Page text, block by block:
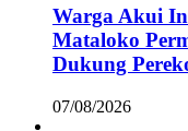
Warga Akui
Mataloko
Dukung
07/08/2026